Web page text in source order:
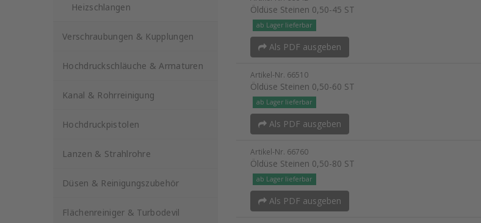
Heizschlangen
Verschraubungen & Kupplungen
Hochdruckschläuche & Armaturen
Kanal & Rohrreinigung
Hochdruckpistolen
Lanzen & Strahlrohre
Düsen & Reinigungszubehör
Flächenreiniger & Turbodevil
Öldüse Steinen 0,50-45 ST
ab Lager lieferbar
Als PDF ausgeben
Artikel-Nr. 66510
Öldüse Steinen 0,50-60 ST
ab Lager lieferbar
Als PDF ausgeben
Artikel-Nr. 66760
Öldüse Steinen 0,50-80 ST
ab Lager lieferbar
Als PDF ausgeben